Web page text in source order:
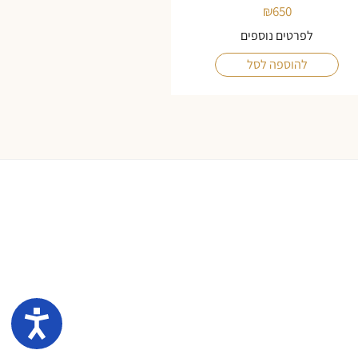
₪650
לפרטים נוספים
להוספה לסל